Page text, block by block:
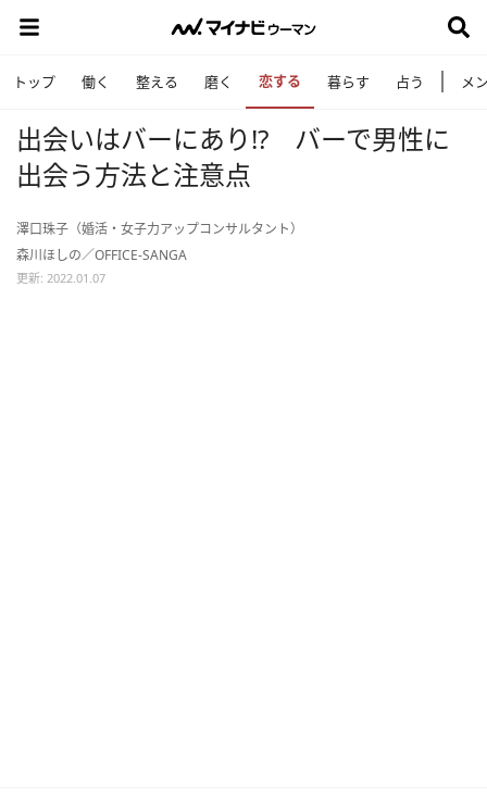
トップ 働く 整える 磨く 恋する 暮らす 占う メ
出会いはバーにあり!? バーで男性に
出会う方法と注意点
澤口珠子（婚活・女子力アップコンサルタント）
森川ほしの／OFFICE-SANGA
更新: 2022.01.07